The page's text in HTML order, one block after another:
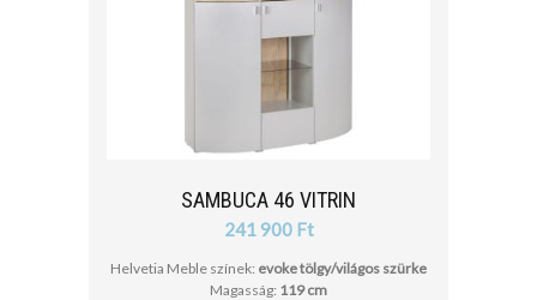
SAMBUCA 46 VITRIN
241 900 Ft
Helvetia Meble színek: evoke tölgy/világos szürke
Magasság: 119 cm